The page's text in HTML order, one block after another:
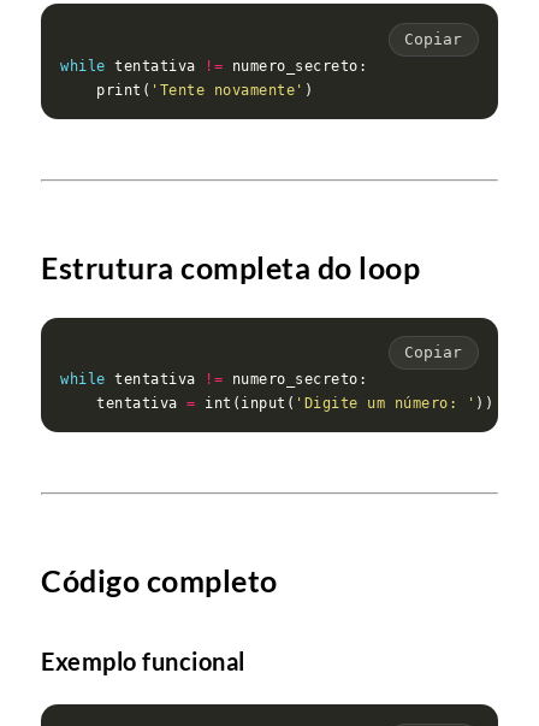
Copiar
while tentativa !=
    print(
'Tente novamente'
Estrutura completa do loop
Copiar
while tentativa !=
    tentativa
= int(input( 'Digite um número: '
Código completo
Exemplo funcional